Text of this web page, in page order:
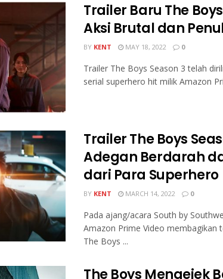
Trailer Baru The
Aksi Brutal dan
BY KENT MAY 18, 2022 0
Trailer The Boys Season 3 telah
serial superhero hit milik Amazon
Trailer The Boys
Adegan Berdarah
dari Para Superhero
BY KENT MARCH 14, 2022 0
Pada ajang/acara South by
Amazon Prime Video membagikan
The Boys ...
The Boys Mengejek